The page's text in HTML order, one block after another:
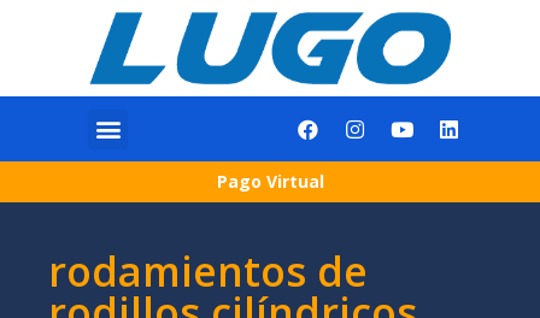
Pago Virtual
rodamientos de